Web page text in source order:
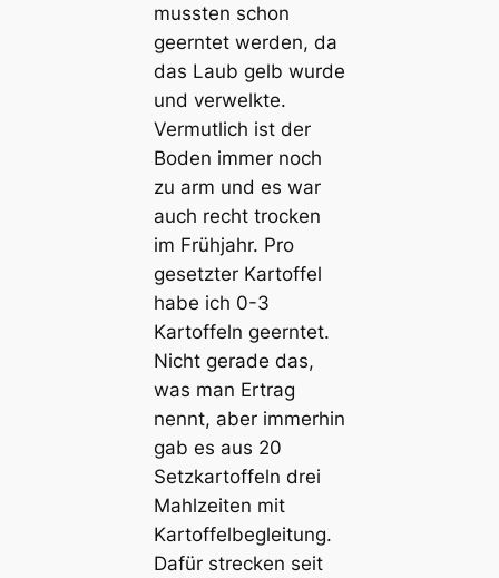
mussten schon
geerntet werden, da
das Laub gelb wurde
und verwelkte.
Vermutlich ist der
Boden immer noch
zu arm und es war
auch recht trocken
im Frühjahr. Pro
gesetzter Kartoffel
habe ich 0-3
Kartoffeln geerntet.
Nicht gerade das,
was man Ertrag
nennt, aber immerhin
gab es aus 20
Setzkartoffeln drei
Mahlzeiten mit
Kartoffelbegleitung.
Dafür strecken seit